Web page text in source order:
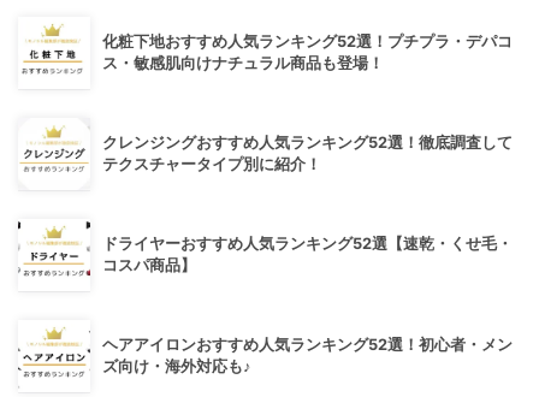
化粧下地おすすめ人気ランキング52選！プチプラ・デパコ
ス・敏感肌向けナチュラル商品も登場！
クレンジングおすすめ人気ランキング52選！徹底調査して
テクスチャータイプ別に紹介！
ドライヤーおすすめ人気ランキング52選【速乾・くせ毛・
コスパ商品】
ヘアアイロンおすすめ人気ランキング52選！初心者・メン
ズ向け・海外対応も♪